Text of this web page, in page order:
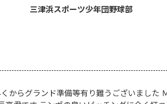
三津浜スポーツ少年団野球部
からグランド準備等有り難うございました